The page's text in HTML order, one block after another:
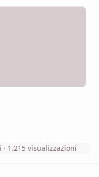
· 1.215 visualizzazioni